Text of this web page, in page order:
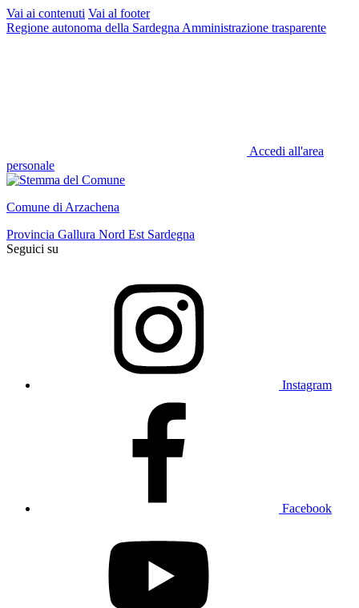
Vai ai contenuti Vai al footer
Regione autonoma della Sardegna Amministrazione trasparente
Accedi all'area
personale
Comune di Arzachena
Provincia Gallura Nord Est Sardegna
Seguici su
Instagram
Facebook